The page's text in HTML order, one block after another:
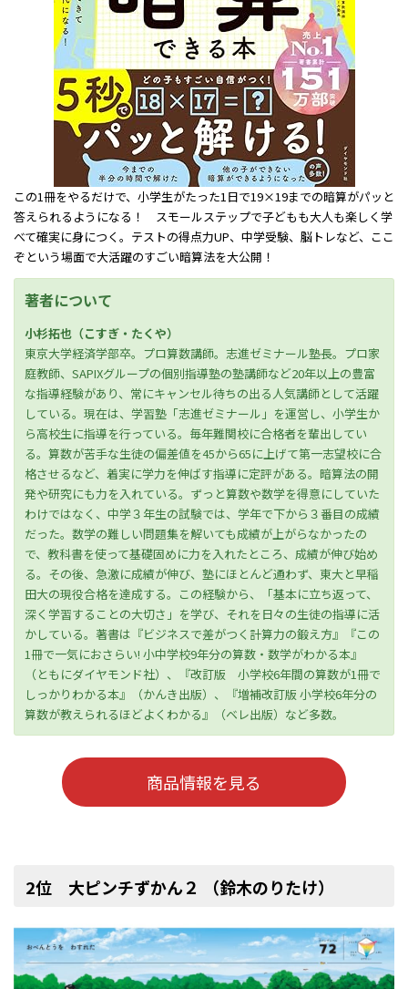
この1冊をやるだけで、小学生がたった1日で19×19までの暗算がパッと
答えられるようになる！ スモールステップで子どもも大人も楽しく学
べて確実に身につく。テストの得点力UP、中学受験、脳トレなど、ここ
ぞという場面で大活躍のすごい暗算法を大公開！
著者について
小杉拓也（こすぎ・たくや）
東京大学経済学部卒。プロ算数講師。志進ゼミナール塾長。プロ家
庭教師、SAPIXグループの個別指導塾の塾講師など20年以上の豊富
な指導経験があり、常にキャンセル待ちの出る人気講師として活躍
している。現在は、学習塾「志進ゼミナール」を運営し、小学生か
ら高校生に指導を行っている。毎年難関校に合格者を輩出してい
る。算数が苦手な生徒の偏差値を45から65に上げて第一志望校に合
格させるなど、着実に学力を伸ばす指導に定評がある。暗算法の開
発や研究にも力を入れている。ずっと算数や数学を得意にしていた
わけではなく、中学３年生の試験では、学年で下から３番目の成績
だった。数学の難しい問題集を解いても成績が上がらなかったの
で、教科書を使って基礎固めに力を入れたところ、成績が伸び始め
る。その後、急激に成績が伸び、塾にほとんど通わず、東大と早稲
田大の現役合格を達成する。この経験から、「基本に立ち返って、
深く学習することの大切さ」を学び、それを日々の生徒の指導に活
かしている。著書は『ビジネスで差がつく計算力の鍛え方』『この
1冊で一気におさらい! 小中学校9年分の算数・数学がわかる本』
（ともにダイヤモンド社）、『改訂版 小学校6年間の算数が1冊で
しっかりわかる本』（かんき出版）、『増補改訂版 小学校6年分の
算数が教えられるほどよくわかる』（ベレ出版）など多数。
商品情報を見る
2位 大ピンチずかん２ （鈴木のりたけ）